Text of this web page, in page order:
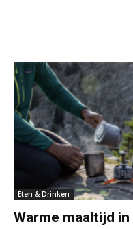
Eten & Drinken
Warme maaltijd in